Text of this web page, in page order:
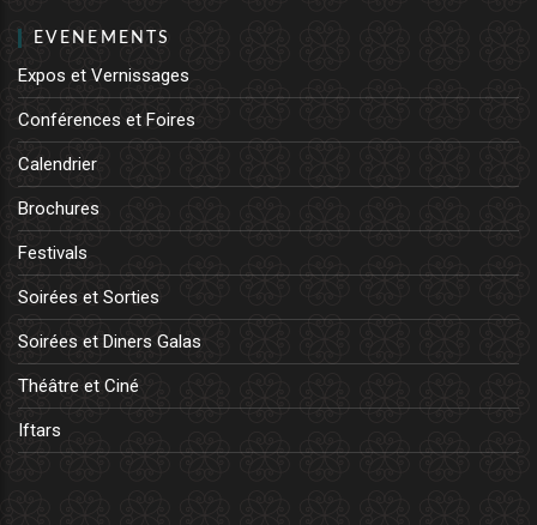
EVENEMENTS
Expos et Vernissages
Conférences et Foires
Calendrier
Brochures
Festivals
Soirées et Sorties
Soirées et Diners Galas
Théâtre et Ciné
Iftars